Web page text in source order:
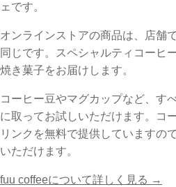
ェです。
オンラインストアの商品は、店舗
同じです。スペシャルティコーヒ
焼き菓子をお届けします。
コーヒー豆やマグカップなど、す
に取ってお試しいただけます。コ
リンクを無料で提供していますの
いただけます。
fuu coffeeについて詳しく見る →